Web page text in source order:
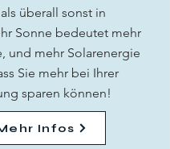
überall sonst in
Sonne bedeutet mehr
und mehr Solarenergie
Sie mehr bei Ihrer
sparen können!
Infos